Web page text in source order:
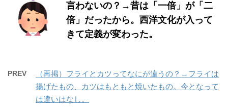
言わないの？→昔は「一倍」が「二
倍」だったから。西洋文化が入って
きて定義が変わった。
PREV
（再掲）フライとカツってなにが違うの？→フライは
揚げたもの、カツはもともと焼いたもの。今となって
は違いはなし。